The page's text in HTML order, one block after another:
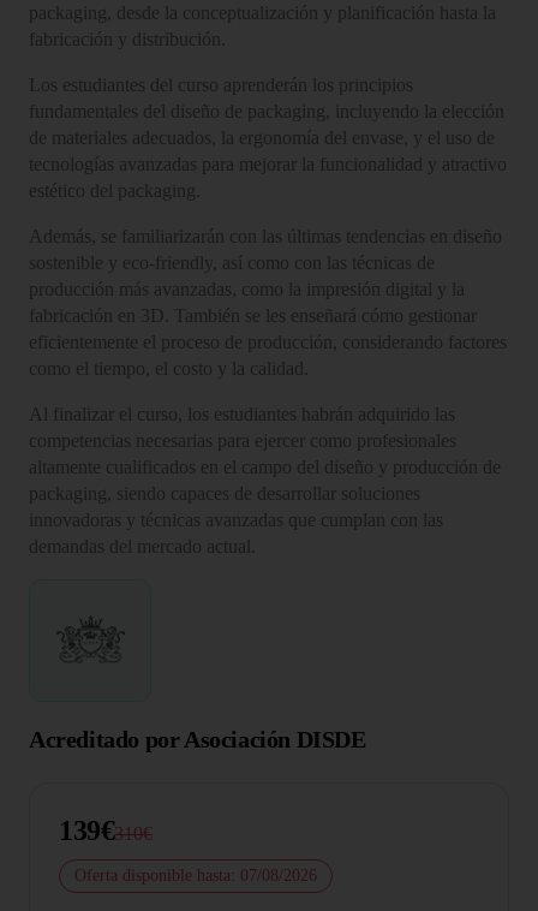
packaging, desde la conceptualización y planificación hasta la
fabricación y distribución.
Los estudiantes del curso aprenderán los principios
fundamentales del diseño de packaging, incluyendo la elección
de materiales adecuados, la ergonomía del envase, y el uso de
tecnologías avanzadas para mejorar la funcionalidad y atractivo
estético del packaging.
Además, se familiarizarán con las últimas tendencias en diseño
sostenible y eco-friendly, así como con las técnicas de
producción más avanzadas, como la impresión digital y la
fabricación en 3D. También se les enseñará cómo gestionar
eficientemente el proceso de producción, considerando factores
como el tiempo, el costo y la calidad.
Al finalizar el curso, los estudiantes habrán adquirido las
competencias necesarias para ejercer como profesionales
altamente cualificados en el campo del diseño y producción de
packaging, siendo capaces de desarrollar soluciones
innovadoras y técnicas avanzadas que cumplan con las
demandas del mercado actual.
Acreditado por Asociación DISDE
139€310€
Oferta disponible hasta: 07/08/2026